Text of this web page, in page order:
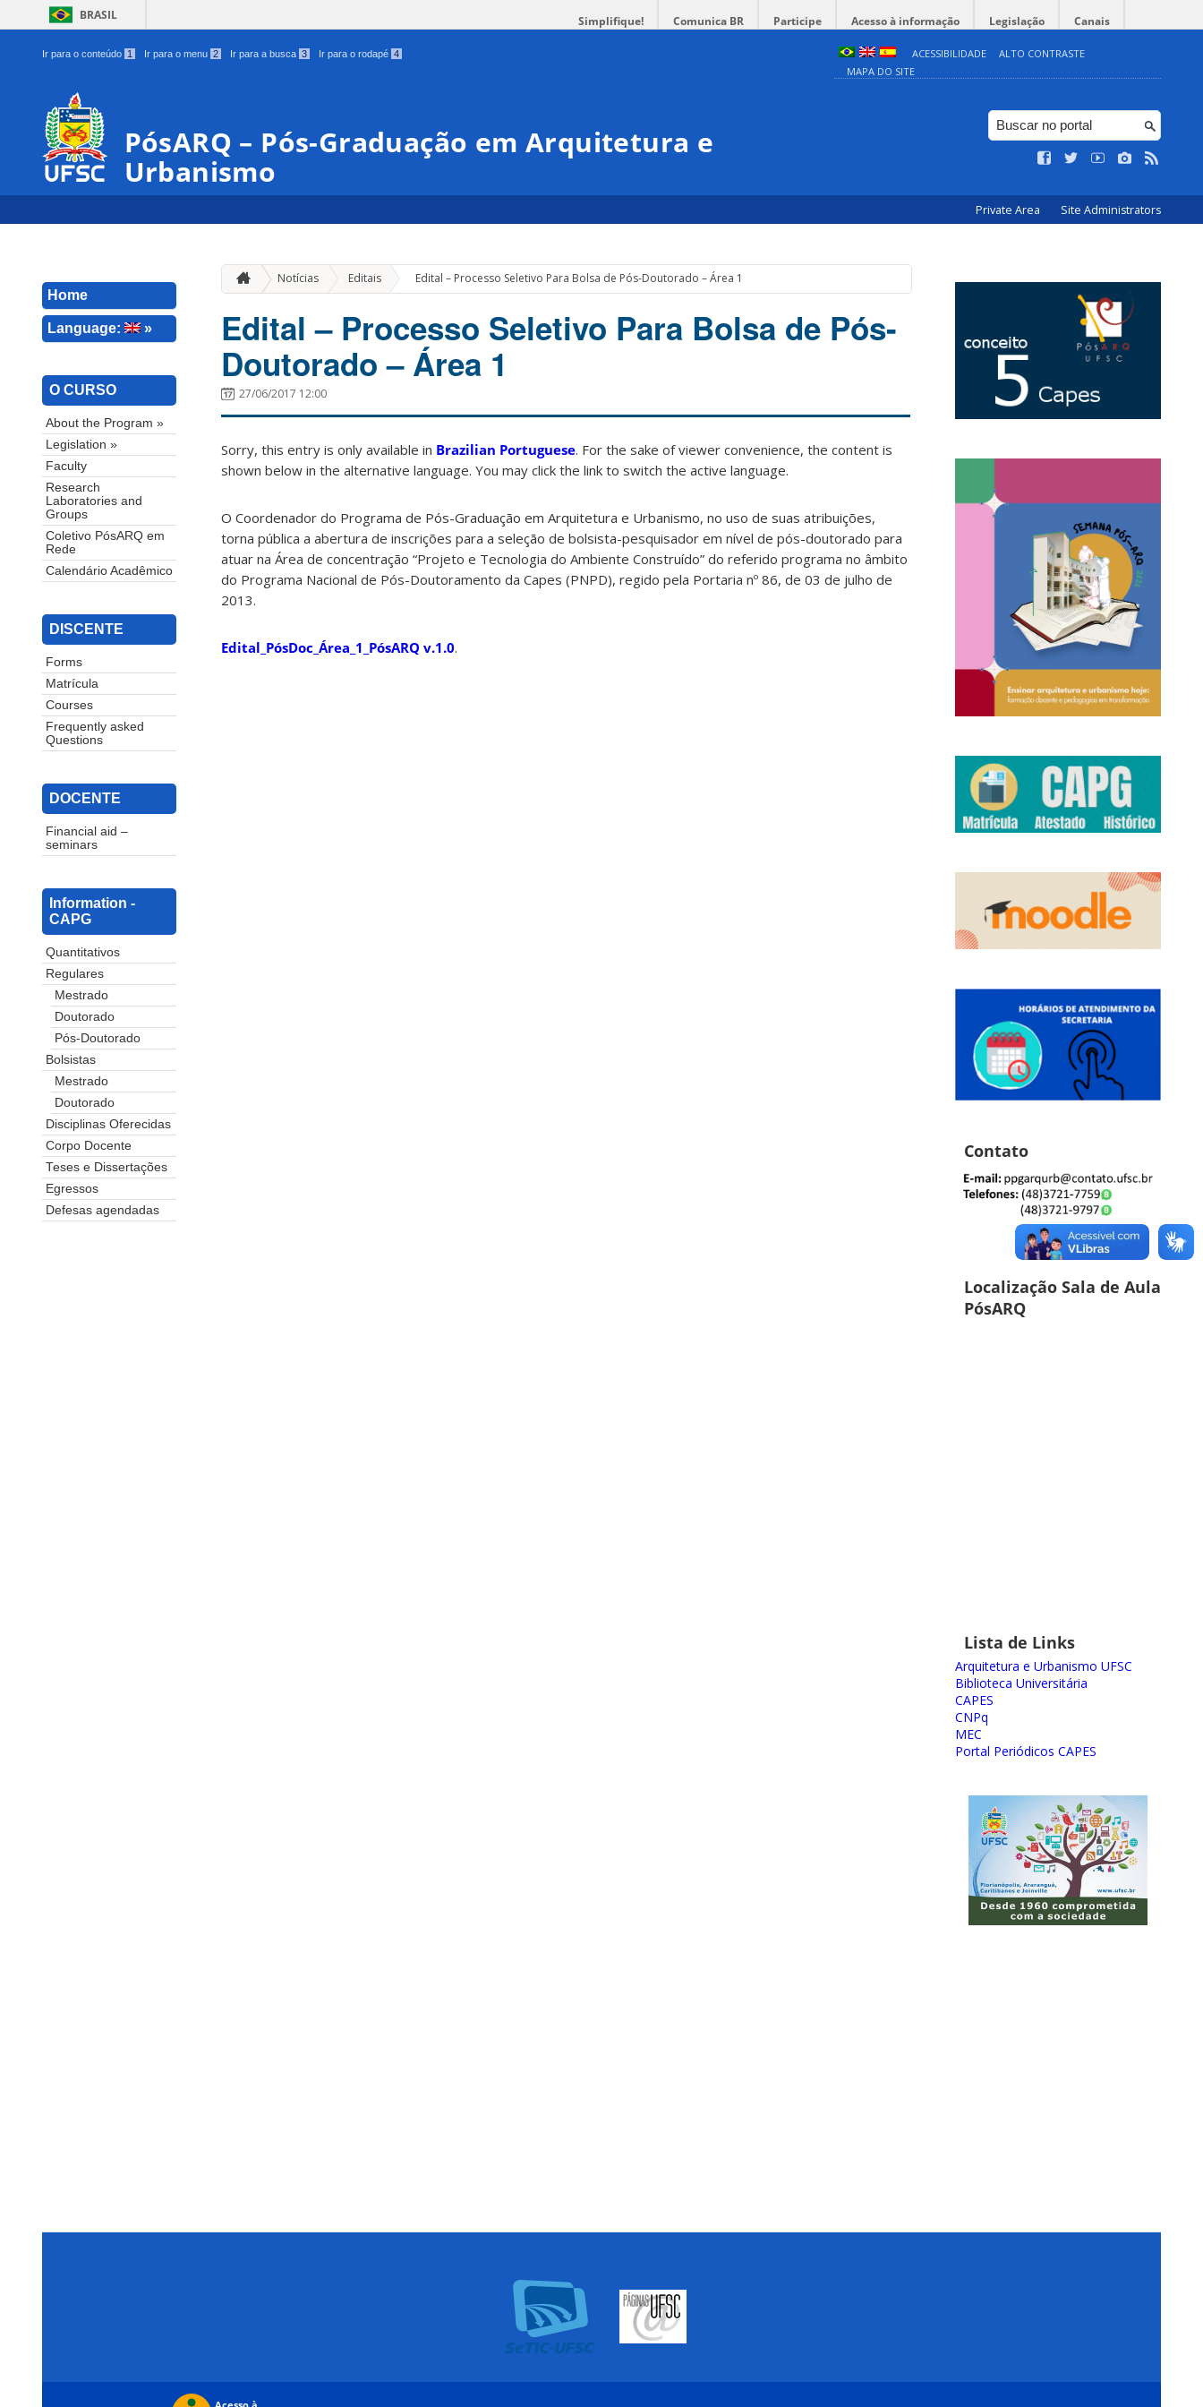
BRASIL Simplifique! Comunica BR Participe Acesso à informação Legislação Canais
Ir para o conteúdo 1 Ir para o menu 2 Ir para a busca 3 Ir para o rodapé 4 ACESSIBILIDADE
ALTO CONTRASTE
MAPA DO SITE
PósARQ – Pós-Graduação em Arquitetura e
Urbanismo
Private Area Site Administrators
Home
Language: »
O CURSO
About the Program »
Legislation »
Faculty
Research
Laboratories and
Groups
Coletivo PósARQ em
Rede
Calendário Acadêmico
DISCENTE
Forms
Matrícula
Courses
Frequently asked
Questions
DOCENTE
Financial aid –
seminars
Information -
CAPG
Quantitativos
Regulares
Mestrado
Doutorado
Pós-Doutorado
Bolsistas
Mestrado
Doutorado
Disciplinas Oferecidas
Corpo Docente
Teses e Dissertações
Egressos
Defesas agendadas
Notícias Editais » Edital – Processo Seletivo Para Bolsa de Pós-Doutorado – Área 1
Edital – Processo Seletivo Para Bolsa de Pós-
Doutorado – Área 1
27/06/2017 12:00
Sorry, this entry is only available in Brazilian Portuguese. For the sake of viewer convenience, the content is
shown below in the alternative language. You may click the link to switch the active language.
O Coordenador do Programa de Pós-Graduação em Arquitetura e Urbanismo, no uso de suas atribuições,
torna pública a abertura de inscrições para a seleção de bolsista-pesquisador em nível de pós-doutorado para
atuar na Área de concentração “Projeto e Tecnologia do Ambiente Construído” do referido programa no âmbito
do Programa Nacional de Pós-Doutoramento da Capes (PNPD), regido pela Portaria nº 86, de 03 de julho de
2013.
Edital_PósDoc_Área_1_PósARQ v.1.0.
Contato
Localização Sala de Aula
PósARQ
Lista de Links
Arquitetura e Urbanismo UFSC
Biblioteca Universitária
CAPES
CNPq
MEC
Portal Periódicos CAPES